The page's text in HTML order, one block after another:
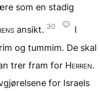
som en stadig
ansikt. 30
I
og tummim. De skal
trer fram for Herren.
for Israels